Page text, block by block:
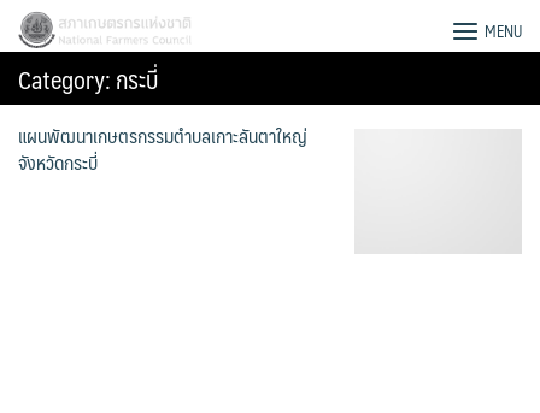
Skip
content
สภาเกษตรกรแห่งชาติ MENU
Category:กระบี่
แผนพัฒนาเกษตรกรรมตำบลเกาะลันตาใหญ่
จังหวัดกระบี่